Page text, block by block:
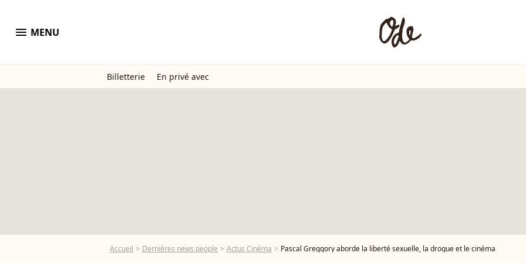
menu MENU
Billetterie En privé avec
Accueil Dernières news people Actus Cinéma Pascal Greggory aborde la liberté sexuelle, la drogue et le cinéma